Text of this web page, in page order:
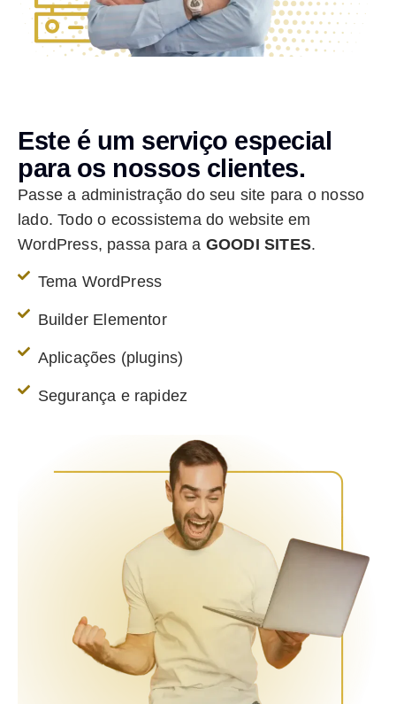
Este é um serviço especial
para os nossos clientes.
Passe a administração do seu site para o nosso
lado. Todo o ecossistema do website em
WordPress, passa para a GOODI SITES.
Tema WordPress
Builder Elementor
Aplicações (plugins)
Segurança e rapidez